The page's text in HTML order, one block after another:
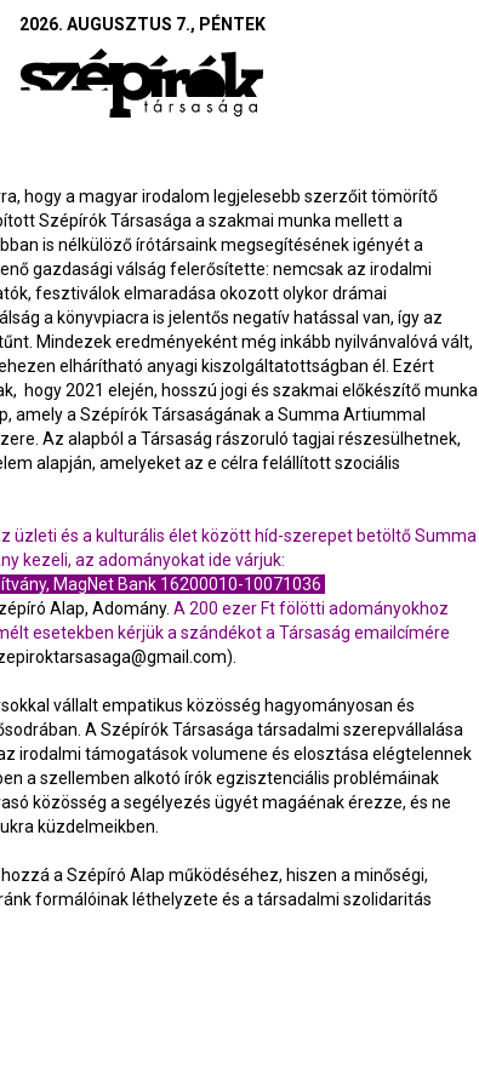
2026. AUGUSZTUS 7., PÉNTEK
hogy a magyar irodalom legjelesebb szerzőit tömörítő
Szépírók Társasága a szakmai munka mellett a
is nélkülöző írótársaink megsegítésének igényét a
gazdasági válság felerősítette: nemcsak az irodalmi
fesztiválok elmaradása okozott olykor drámai
a könyvpiacra is jelentős negatív hatással van, így az
Mindezek eredményeként még inkább nyilvánvalóvá vált,
elhárítható anyagi kiszolgáltatottságban él. Ezért
hogy 2021 elején, hosszú jogi és szakmai előkészítő munka
amely a Szépírók Társaságának a Summa Artiummal
Az alapból a Társaság rászoruló tagjai részesülhetnek,
alapján, amelyeket az e célra felállított szociális
üzleti és a kulturális élet között híd-szerepet betöltő Summa
kezeli, az adományokat ide várjuk:
MagNet Bank 16200010-10071036
Alap, Adomány. A 200 ezer Ft fölötti adományokhoz
esetekben kérjük a szándékot a Társaság emailcímére
vállalt empatikus közösség hagyományosan és
A Szépírók Társasága társadalmi szerepvállalása
irodalmi támogatások volumene és elosztása elégtelennek
a szellemben alkotó írók egzisztenciális problémáinak
közösség a segélyezés ügyét magáénak érezze, és ne
küzdelmeikben.
a Szépíró Alap működéséhez, hiszen a minőségi,
formálóinak léthelyzete és a társadalmi szolidaritás